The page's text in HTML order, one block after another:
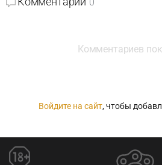
Комментариев
Войдите на сайт, чтобы